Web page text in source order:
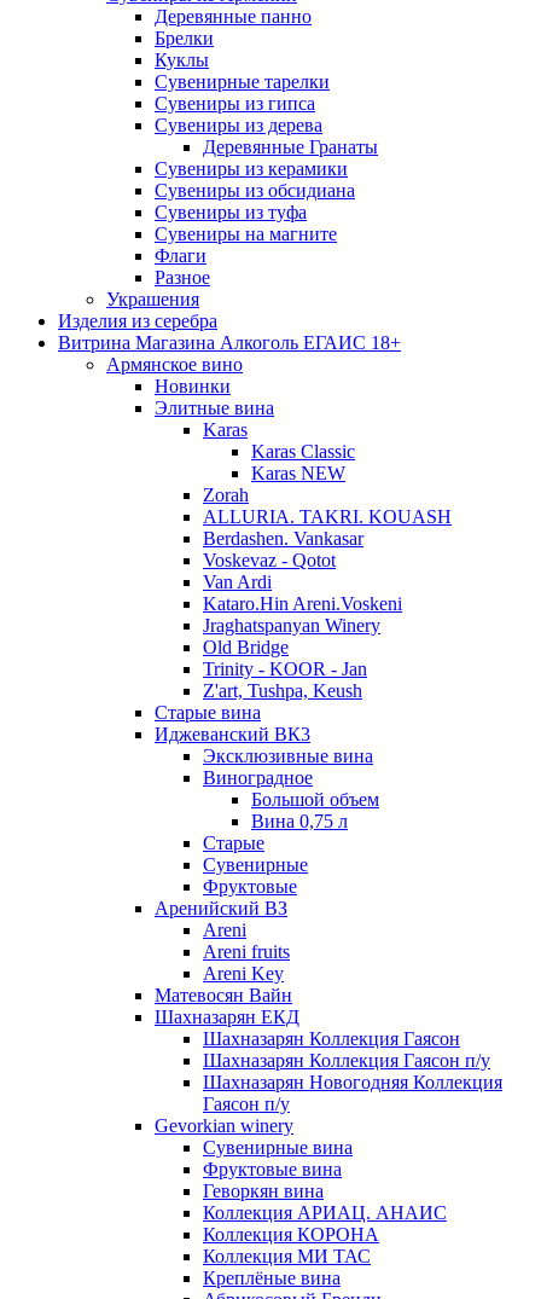
Деревянные панно
Брелки
Куклы
Сувенирные тарелки
Сувениры из гипса
Сувениры из дерева
Деревянные Гранаты
Сувениры из керамики
Сувениры из обсидиана
Сувениры из туфа
Сувениры на магните
Флаги
Разное
Украшения
Изделия из серебра
Витрина Магазина Алкоголь ЕГАИС 18+
Армянское вино
Новинки
Элитные вина
Karas
Karas Classic
Karas NEW
Zorah
ALLURIA. TAKRI. KOUASH
Berdashen. Vankasar
Voskevaz - Qotot
Van Ardi
Kataro.Hin Areni.Voskeni
Jraghatspanyan Winery
Old Bridge
Trinity - KOOR - Jan
Z'art, Tushpa, Keush
Старые вина
Иджеванский ВК3
Эксклюзивные вина
Виноградное
Большой объем
Вина 0,75 л
Старые
Сувенирные
Фруктовые
Аренийский ВЗ
Areni
Areni fruits
Areni Key
Матевосян Вайн
Шахназарян ЕКД
Шахназарян Коллекция Гаясон
Шахназарян Коллекция Гаясон п/у
Шахназарян Новогодняя Коллекция
Гаясон п/у
Gevorkian winery
Сувенирные вина
Фруктовые вина
Геворкян вина
Коллекция АРИАЦ. АНАИС
Коллекция КОРОНА
Коллекция МИ ТАС
Креплёные вина